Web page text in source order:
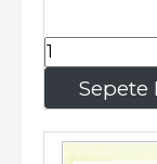
Sepete
217